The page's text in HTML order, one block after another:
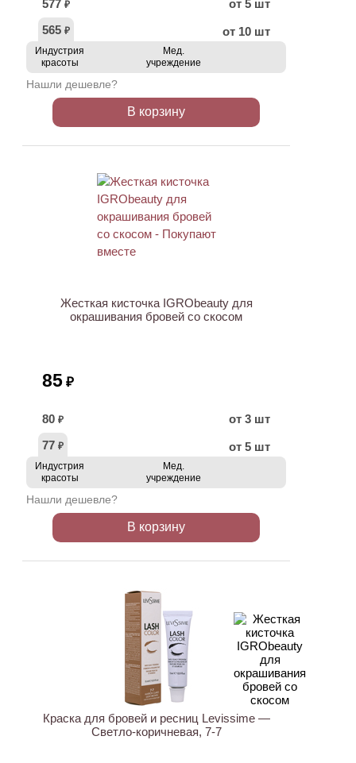
577 ₽
от 5 шт
565 ₽ от 10 шт
Индустрия
красоты
Мед.
учреждение
Нашли дешевле?
В корзину
Жесткая кисточка IGRObeauty для
окрашивания бровей со скосом
85 ₽
80 ₽
от 3 шт
77 ₽ от 5 шт
Индустрия
красоты
Мед.
учреждение
Нашли дешевле?
В корзину
Краска для бровей и ресниц Levissime —
Светло-коричневая, 7-7